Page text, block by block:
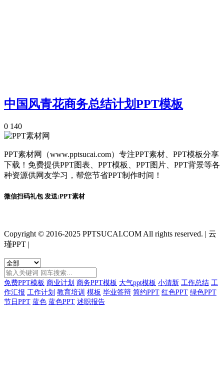
中国风青花商务总结计划PPT模板
0 140
PPT素材网（www.pptsucai.com）专注PPT素材、PPT模板分享
下载！免费提供PPT图表、PPT模板、PPT图片、PPT背景等各
种资源供网友学习，帮您节省PPT制作时间！
微信扫码礼包 发送:PPT素材
Copyright © 2016-2025 PPTSUCAI.COM All rights reserved. | 云
瑾PPT |
免费PPT模板 商业计划 商务PPT模板 大气ppt模板 小清新 工作总结 工
作汇报 工作计划 教育培训 模板 毕业答辩 简约PPT 红色PPT 绿色PPT
节日PPT 蓝色 蓝色PPT 述职报告